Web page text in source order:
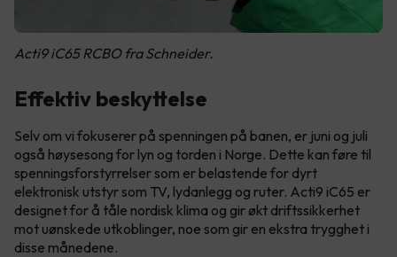
Acti9 iC65 RCBO fra Schneider.
Effektiv beskyttelse
Selv om vi fokuserer på spenningen på banen, er juni og juli
også høysesong for lyn og torden i Norge. Dette kan føre til
spenningsforstyrrelser som er belastende for dyrt
elektronisk utstyr som TV, lydanlegg og ruter. Acti9 iC65 er
designet for å tåle nordisk klima og gir økt driftssikkerhet
mot uønskede utkoblinger, noe som gir en ekstra trygghet i
disse månedene.